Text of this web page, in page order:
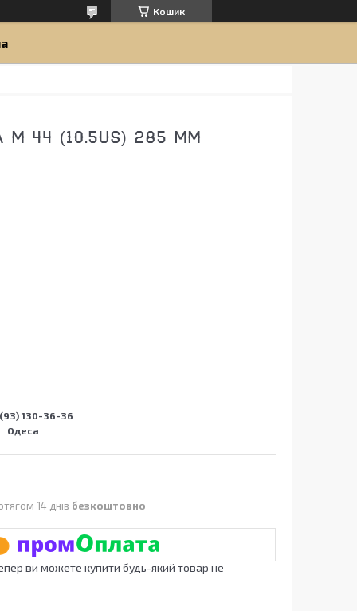
Кошик
44 (10.5US) 285 ММ
130-36-36
Одеса
14 днів безкоштовно
ви можете купити будь-який товар не